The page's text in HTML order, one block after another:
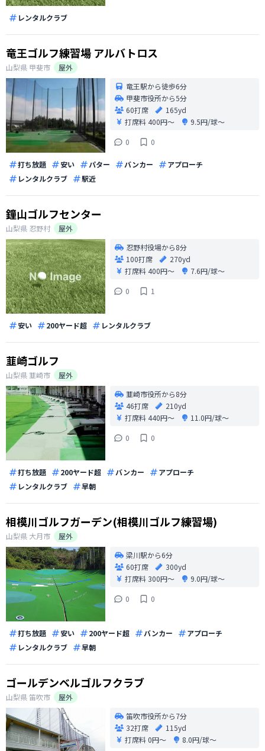
レンタルクラブ
竜王ゴルフ練習場 アルバトロス
山梨県 甲斐市
屋外
竜王駅から徒歩6分
甲斐市役所から5分
60打席
165yd
打席料400円〜
9.5円/球〜
0
0
打ち放題 安い パター バンカー
アプローチ
レンタルクラブ
駅近
鐘山ゴルフセンター
山梨県 忍野村
屋外
忍野村役場から8分
100打席
270yd
打席料400円〜
7.6円/球〜
0
1
安い 200ヤード超 レンタルクラブ
韮崎ゴルフ
山梨県韮崎市
屋外
韮崎市役所から8分
46打席
210yd
打席料440円〜
11.0円/球〜
0
0
打ち放題 200ヤード超 バンカー
アプローチ
レンタルクラブ
早朝
相模川ゴルフガーデン(相模川ゴルフ練習場)
山梨県 大月市
屋外
梁川駅から6分
60打席
300yd
打席料300円〜
9.0円/球〜
0
0
打ち放題 安い 200ヤード超 バンカー
アプローチ
レンタルクラブ
早朝
ゴールデンベルゴルフクラブ
山梨県笛吹市
屋外
笛吹市役所から7分
32打席
115yd
打席料0円〜
8.0円/球〜